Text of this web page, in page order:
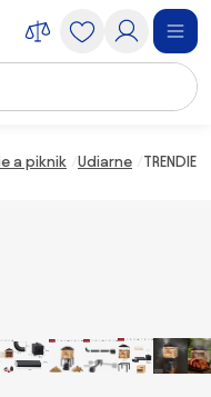
a piknik Udiarne